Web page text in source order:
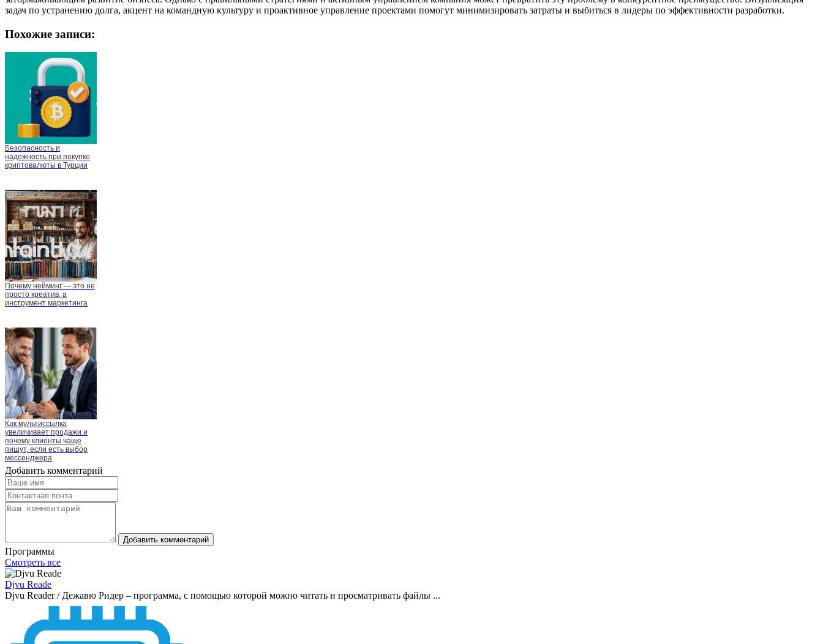
задач по устранению долга, акцент на командную культуру и проактивное управление проектами помогут минимизировать затраты и выбиться в лидеры по эффективности разработки.
Похожие записи:
Безопасность и
надежность при покупке
криптовалюты в Турции
Почему нейминг — это не
просто креатив, а
инструмент маркетинга
Как мультиссылка
увеличивает продажи и
почему клиенты чаще
пишут, если есть выбор
мессенджера
Добавить комментарий
Добавить комментарий
Программы
Смотреть все
Djvu Reade
Djvu Reader / Дежавю Ридер – программа, с помощью которой можно читать и просматривать файлы ...